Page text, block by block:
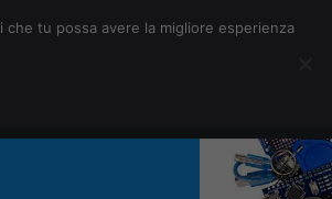
tu possa avere la migliore esperienza